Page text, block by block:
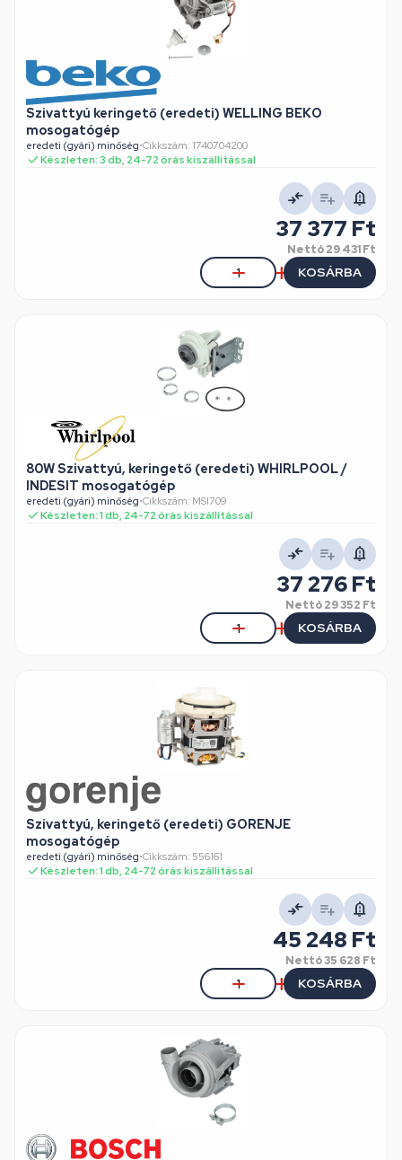
Szivattyú keringető (eredeti) WELLING BEKO
mosogatógép
eredeti (gyári) minőség•Cikkszám: 1740704200
Készleten: 3 db, 24-72 órás kiszállítással
37 377 Ft
Nettó29 431 Ft
KOSÁRBA
80W Szivattyú, keringető (eredeti) WHIRLPOOL /
INDESIT mosogatógép
eredeti (gyári) minőség•Cikkszám: MSI709
Készleten: 1 db, 24-72 órás kiszállítással
37 276 Ft
Nettó29 352 Ft
KOSÁRBA
Szivattyú, keringető (eredeti) GORENJE
mosogatógép
eredeti (gyári) minőség•Cikkszám: 556161
Készleten: 1 db, 24-72 órás kiszállítással
45 248 Ft
Nettó35 628 Ft
KOSÁRBA